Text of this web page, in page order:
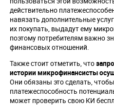
действительно
навязать дополнительные
их покупать, выдадут ему
поэтому потребителям важно
финансовых отношений.
Также стоит отметить, что
истории микрофинансисты
Они обязаны это сделать,
платежеспособность
может проверить свою КИ